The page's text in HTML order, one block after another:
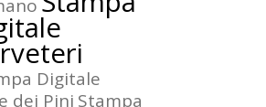
Digitale
dei Pini Stampa